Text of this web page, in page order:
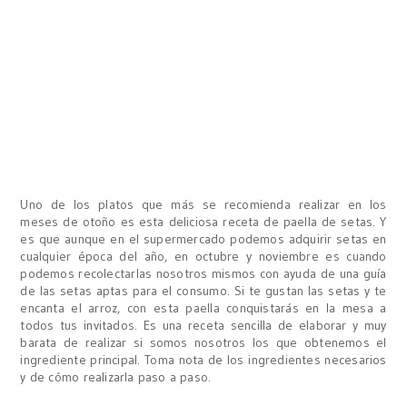
Uno de los platos que más se recomienda realizar en los
meses de otoño es esta deliciosa receta de paella de setas. Y
es que aunque en el supermercado podemos adquirir setas en
cualquier época del año, en octubre y noviembre es cuando
podemos recolectarlas nosotros mismos con ayuda de una guía
de las setas aptas para el consumo. Si te gustan las setas y te
encanta el arroz, con esta paella conquistarás en la mesa a
todos tus invitados. Es una receta sencilla de elaborar y muy
barata de realizar si somos nosotros los que obtenemos el
ingrediente principal. Toma nota de los ingredientes necesarios
y de cómo realizarla paso a paso.